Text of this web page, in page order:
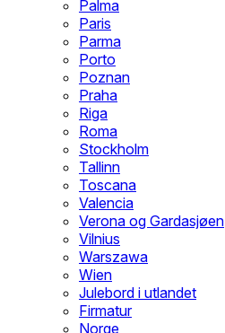
Palma
Paris
Parma
Porto
Poznan
Praha
Riga
Roma
Stockholm
Tallinn
Toscana
Valencia
Verona og Gardasjøen
Vilnius
Warszawa
Wien
Julebord i utlandet
Firmatur
Norge